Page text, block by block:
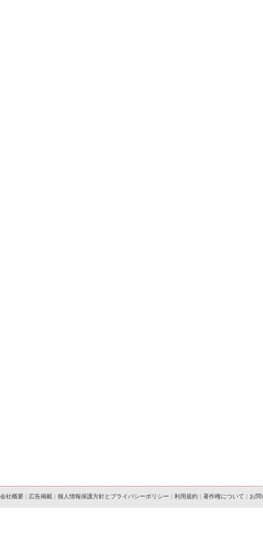
会社概要 | 広告掲載 | 個人情報保護方針とプライバシーポリシー | 利用規約 | 著作権について | お問